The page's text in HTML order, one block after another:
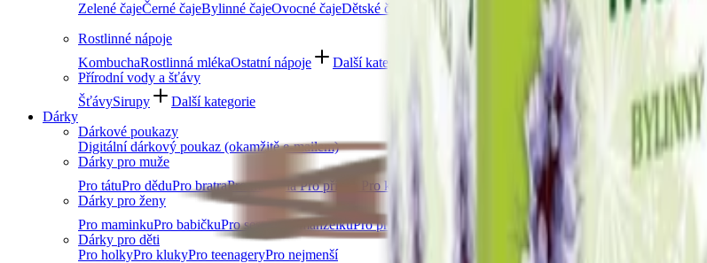
Zelené čajeČerné čajeBylinné čajeOvocné čajeDětské čaje
Další kategorie
Rostlinné nápoje
KombuchaRostlinná mlékaOstatní nápoje
Další kategorie
Přírodní vody a šťávy
ŠťávySirupy
Další kategorie
Dárky
Dárkové poukazy
Digitální dárkový poukaz (okamžitě e-mailem)
Dárky pro muže
Pro tátuPro děduPro bratraPro manželaPro přítele Pro kamaráda
Další kategorie
Dárky pro ženy
Pro maminkuPro babičkuPro sestru Pro manželkuPro přítelkyni
Další kategorie
Dárky pro děti
Pro holkyPro klukyPro teenageryPro nejmenší